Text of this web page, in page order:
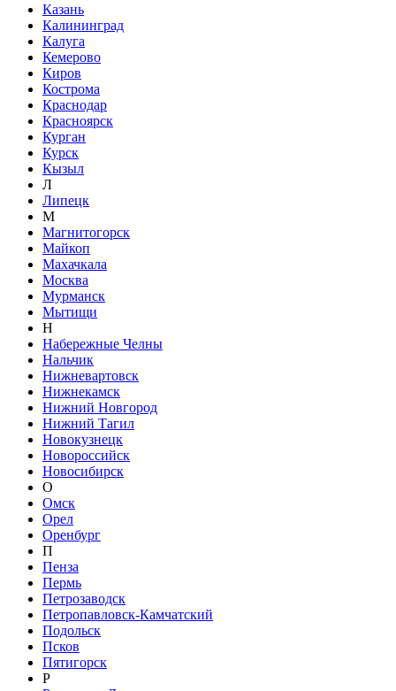
Казань
Калининград
Калуга
Кемерово
Киров
Кострома
Краснодар
Красноярск
Курган
Курск
Кызыл
Л
Липецк
М
Магнитогорск
Майкоп
Махачкала
Москва
Мурманск
Мытищи
Н
Набережные Челны
Нальчик
Нижневартовск
Нижнекамск
Нижний Новгород
Нижний Тагил
Новокузнецк
Новороссийск
Новосибирск
О
Омск
Орел
Оренбург
П
Пенза
Пермь
Петрозаводск
Петропавловск-Камчатский
Подольск
Псков
Пятигорск
Р